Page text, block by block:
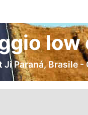
low
Paraná, Brasile -